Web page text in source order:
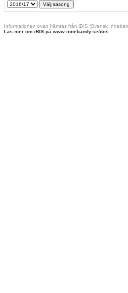
Informationen ovan hämtas från iBIS (Svensk
Läs mer om iBIS på www.innebandy.se/ibis